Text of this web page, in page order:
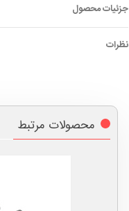
جزئیات محصول
نظرات
محصولات مرتبط